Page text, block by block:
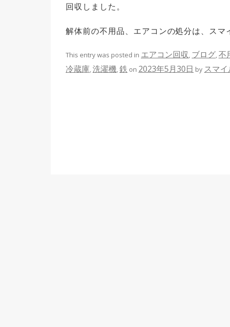
回収しました。
解体前の不用品、エアコンの処分は、スマ
This entry was posted in エアコン回収, ブログ,不
冷蔵庫,洗濯機,鉄 on 2023年5月30日 by スマ